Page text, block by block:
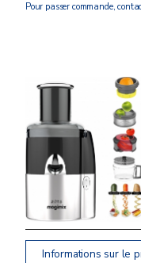
Pour passer commande,
Informations sur le